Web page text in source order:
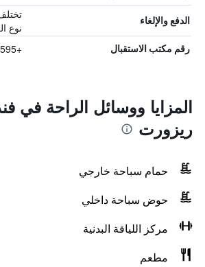
الدفع والإلغاء
نوع
رقم مكتب الاستقبال +595 712 180 000
المزايا ووسائل الراحة في
ريزورت
حمام سباحة خارجي
حوض سباحة داخلي
مركز اللياقة البدنية
مطعم